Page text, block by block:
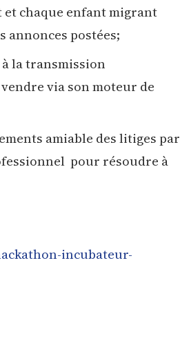
chaque enfant migrant
annonces postées;
à la transmission
via son moteur de
amiable des litiges par
pour résoudre à
incubateur-